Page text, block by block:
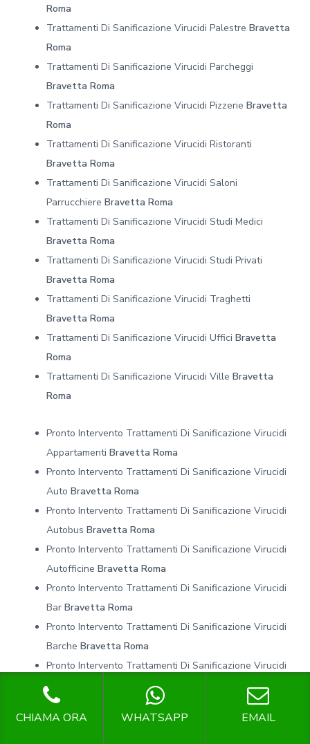
Roma
Trattamenti Di Sanificazione Virucidi Palestre Bravetta
Roma
Trattamenti Di Sanificazione Virucidi Parcheggi
Bravetta Roma
Trattamenti Di Sanificazione Virucidi Pizzerie Bravetta
Roma
Trattamenti Di Sanificazione Virucidi Ristoranti
Bravetta Roma
Trattamenti Di Sanificazione Virucidi Saloni
Parrucchiere Bravetta Roma
Trattamenti Di Sanificazione Virucidi Studi Medici
Bravetta Roma
Trattamenti Di Sanificazione Virucidi Studi Privati
Bravetta Roma
Trattamenti Di Sanificazione Virucidi Traghetti
Bravetta Roma
Trattamenti Di Sanificazione Virucidi Uffici Bravetta
Roma
Trattamenti Di Sanificazione Virucidi Ville Bravetta
Roma
Pronto Intervento Trattamenti Di Sanificazione Virucidi
Appartamenti Bravetta Roma
Pronto Intervento Trattamenti Di Sanificazione Virucidi
Auto Bravetta Roma
Pronto Intervento Trattamenti Di Sanificazione Virucidi
Autobus Bravetta Roma
Pronto Intervento Trattamenti Di Sanificazione Virucidi
Autofficine Bravetta Roma
Pronto Intervento Trattamenti Di Sanificazione Virucidi
Bar Bravetta Roma
Pronto Intervento Trattamenti Di Sanificazione Virucidi
Barche Bravetta Roma
Pronto Intervento Trattamenti Di Sanificazione Virucidi
Case
Pronto Intervento Trattamenti Di Sanificazione Virucidi
Case Di Riposo
Bravetta Roma
CHIAMA ORA WHATSAPP EMAIL